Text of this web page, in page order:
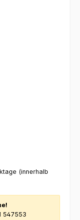
(innerhalb
547553